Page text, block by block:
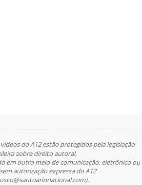
do A12 estão protegidos pela legislação
sobre direito autoral.
em outro meio de comunicação, eletrônico ou
autorização expressa do A12